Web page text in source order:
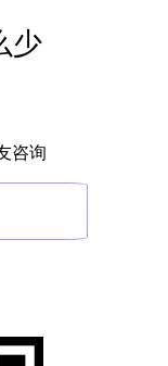
少
咨询